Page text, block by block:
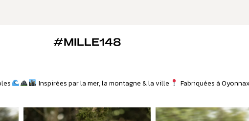
#MILLE148
Inspirées par la mer, la montagne & la ville Fabriquées à Oyonnax